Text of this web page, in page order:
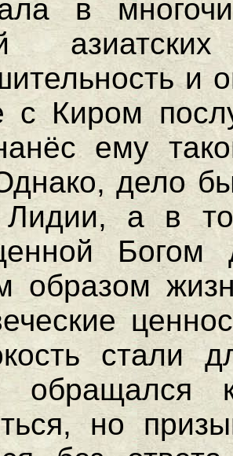
в
и
с Киром
ему
дело
а в
Богом
образом
стали
обращался
но